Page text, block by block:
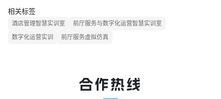
相关标签
酒店管理智慧实训室
前厅服务与数字化运营智慧实训室
数字化运营实训
前厅服务虚拟仿真
合作热线